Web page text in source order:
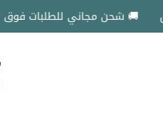
🚚 شحن مجاني للطلبات فوق 899 ريال